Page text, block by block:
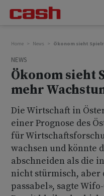
Home News Ökonom sieht
NEWS
Ökonom sieht
mehr
Die Wirtschaft in
einer Prognose des
für
wachsen und könnte
abschneiden als die
nicht stürmisch, aber
passabel», sagte